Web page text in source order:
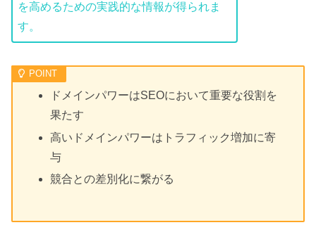
を高めるための実践的な情報が得られま
す。
ドメインパワーはSEOにおいて重要な役割を
果たす
高いドメインパワーはトラフィック増加に寄
与
競合との差別化に繋がる